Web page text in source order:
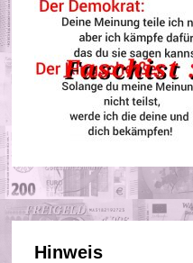
Hinweis